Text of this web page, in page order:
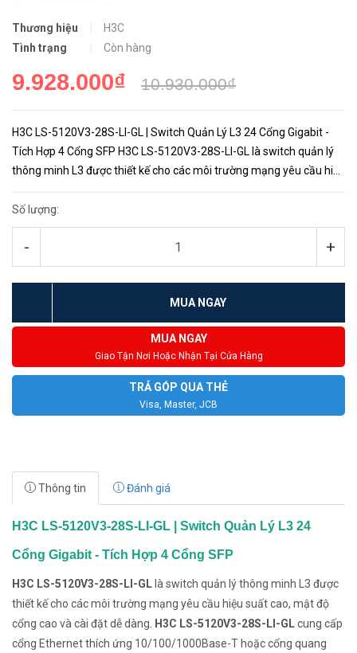
Thương hiệu
H3C
Tình trạng
Còn hàng
9.928.000₫ 10.930.000₫
H3C LS-5120V3-28S-LI-GL | Switch Quản Lý L3 24 Cổng Gigabit -
Tích Hợp 4 Cổng SFP H3C LS-5120V3-28S-LI-GL là switch quản lý
thông minh L3 được thiết kế cho các môi trường mạng yêu cầu hiệu
Số lượng:
- +
MUA NGAY
MUA NGAY
Giao Tận Nơi Hoặc Nhận Tại Cửa Hàng
TRẢ GÓP QUA THẺ
Visa, Master, JCB
Thông tin Đánh giá
H3C LS-5120V3-28S-LI-GL | Switch Quản Lý L3 24
Cổng Gigabit - Tích Hợp 4 Cổng SFP
H3C LS-5120V3-28S-LI-GL là switch quản lý thông minh L3 được
thiết kế cho các môi trường mạng yêu cầu hiệu suất cao, mật độ
cổng cao và cài đặt dễ dàng.
H3C LS-5120V3-28S-LI-GLcung cấp
cổng Ethernet thích ứng 10/100/1000Base-T hoặc cổng quang